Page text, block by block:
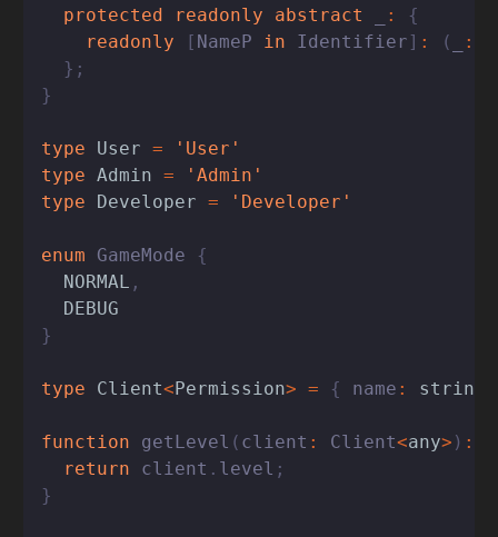
protected
readonly abstract :
{
readonly
[ NameP in Identifier ] : ( :
} ;
}
type User =
'User'
type Admin =
'Admin'
type
Developer = 'Developer'
enum GameMode
{
NORMAL ,
DEBUG
}
type Client<Permission> = { name : string
function getLevel ( client : Client<any> ) :
return client . level ;
}